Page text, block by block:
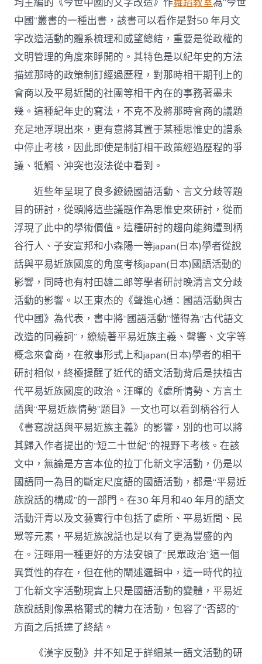
均主編的《今世中國的文字改造》作舞蹈教室為“今世
中國”叢書的一種出書，該書可以看作是對50 年月文
字改造活動的體系梳理和威望總結，重要是從政權的
文明管理的角度來睜開的。其特色是以紀年史的方法
描述那時的政策制訂經過歷程，對那時相干期刊上的
會商以及平易近間的社團等相干內在的事務著墨未
幾。這種紀年史的寫法，不克不及將那時會商的議題
充足地浮現出來，更有意將其置于某種思惟史的譜系
中停止考核，因此即使是制訂相干政策經過歷程的爭
議、牴觸、沖突也沒法從中看到。
近些年呈現了良多繚繞國語活動、言文分歧等題
目的研討，從頭將這些議題作為思惟史來研討，從而
浮現了此中的學術價值。這種研討的趨向能夠遭到柄
谷行人、子安宣邦和小森陽一等japan(日本)學者從說
話與平易近族國度的角度考核japan(日本)國語活動的
影響，同時也有村田雄二郎等學者研討晚清言文分歧
活動的影響。以王東杰的《聲進心通：國語活動與古
代中國》為代表，書中將“國語活動”懂得為“古代語文
改造的同義詞”，繚繞著平易近族主義、聲響、文字等
概念來會商，在敘事形式上和japan(日本)學者的相干
研討相似，終極提醒了近代的語文活動背后是扶植古
代平易近族國度的政治。汪暉的《處所情勢、方言土
語與“平易近族情勢”題目》一文也可以看到柄谷行人
《書寫說話與平易近族主義》的影響，別的也可以將
其歸入作者提出的“短二十世紀”的視野下考核。在該
文中，無論是方言本位的拉丁化新文字活動，仍是以
國語同一為目的斷定尺度語的國語活動，都是“平易近
族說話的構成”的一部門。在30 年月和40 年月的語文
活動汗青以及文藝實行中包括了處所、平易近間、民
眾等元素，平易近族說話也是以有了更為豐盛的內
在。汪暉用一種更好的方法安頓了“民眾政治”這一個
異質性的存在，但在他的闡述邏輯中，這一時代的拉
丁化新文字活動現實上只是國語活動的變體，平易近
族說話則像黑格爾式的精力在活動，包容了“否認的”
方面之后抵達了終結。
《漢字反動》并不知足于詳細某一語文活動的研